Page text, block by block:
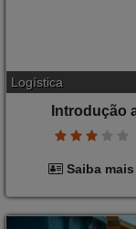
Saiba mais